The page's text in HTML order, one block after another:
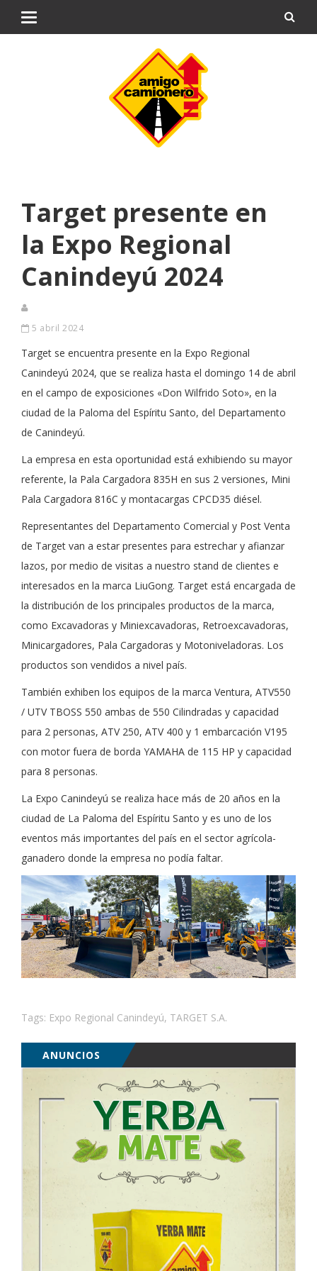
Target presente en
la Expo Regional
Canindeyú 2024
5 abril 2024
Target se encuentra presente en la Expo Regional
Canindeyú 2024, que se realiza hasta el domingo 14 de abril
en el campo de exposiciones «Don Wilfrido Soto», en la
ciudad de la Paloma del Espíritu Santo, del Departamento
de Canindeyú.
La empresa en esta oportunidad está exhibiendo su mayor
referente, la Pala Cargadora 835H en sus 2 versiones, Mini
Pala Cargadora 816C y montacargas CPCD35 diésel.
Representantes del Departamento Comercial y Post Venta
de Target van a estar presentes para estrechar y afianzar
lazos, por medio de visitas a nuestro stand de clientes e
interesados en la marca LiuGong. Target está encargada de
la distribución de los principales productos de la marca,
como Excavadoras y Miniexcavadoras, Retroexcavadoras,
Minicargadores, Pala Cargadoras y Motoniveladoras. Los
productos son vendidos a nivel país.
También exhiben los equipos de la marca Ventura, ATV550
/ UTV TBOSS 550 ambas de 550 Cilindradas y capacidad
para 2 personas, ATV 250, ATV 400 y 1 embarcación V195
con motor fuera de borda YAMAHA de 115 HP y capacidad
para 8 personas.
La Expo Canindeyú se realiza hace más de 20 años en la
ciudad de La Paloma del Espíritu Santo y es uno de los
eventos más importantes del país en el sector agrícola-
ganadero donde la empresa no podía faltar.
Tags: Expo Regional Canindeyú, TARGET S.A.
ANUNCIOS